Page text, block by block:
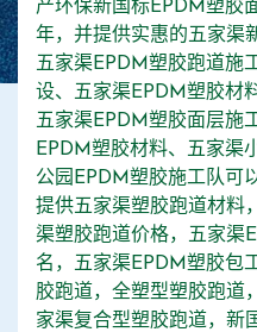
产环保新国标EPDM塑胶
年，并提供实惠的五家渠
五家渠EPDM塑胶跑道施
设、五家渠EPDM塑胶材
五家渠EPDM塑胶面层施
EPDM塑胶材料、五家渠
公园EPDM塑胶施工队可
提供五家渠塑胶跑道材料
渠塑胶跑道价格，五家渠
名，五家渠EPDM塑胶包
胶跑道，全塑型塑胶跑道
家渠复合型塑胶跑道，新